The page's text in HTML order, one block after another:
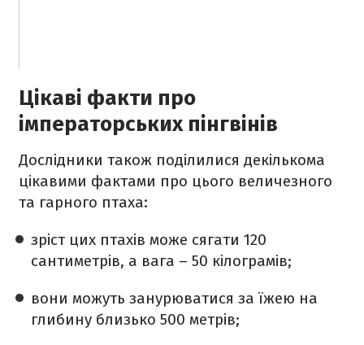
Цікаві факти про
імператорських пінгвінів
Дослідники також поділилися декількома
цікавими фактами про цього величезного
та гарного птаха:
зріст цих птахів може сягати 120
сантиметрів, а вага – 50 кілограмів;
вони можуть занурюватися за їжею на
глибину близько 500 метрів;